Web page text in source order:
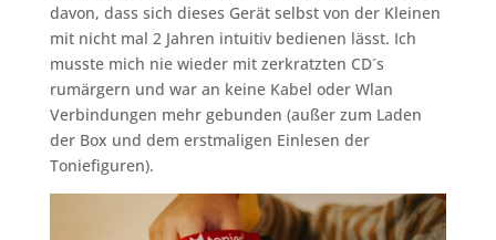
davon, dass sich dieses Gerät selbst von der Kleinen
mit nicht mal 2 Jahren intuitiv bedienen lässt. Ich
musste mich nie wieder mit zerkratzten CD´s
rumärgern und war an keine Kabel oder Wlan
Verbindungen mehr gebunden (außer zum Laden
der Box und dem erstmaligen Einlesen der
Toniefiguren).